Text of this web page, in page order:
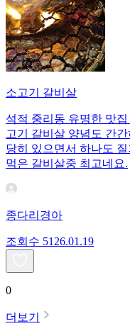
소고기 갈비살
석적 중리동 유명한 맛
고기 갈비살 양념도 간
당히 있으면서 하나도
먹은 갈비살중 최고네요.
종다리경아
조회수 51 26.01.19
0
더보기